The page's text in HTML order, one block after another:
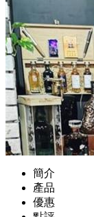
簡介
產品
優惠